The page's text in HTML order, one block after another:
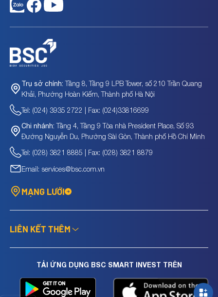
Trụ sở chính: Tầng 8, Tầng 9 LPB Tower, số 210 Trần Quang
Khải, Phường Hoàn Kiếm, Thành phố Hà Nội
Tel: (024) 3935 2722 | Fax: (024)33816699
Chi nhánh: Tầng 4, Tầng 9 Tòa nhà President Place, Số 93
Đường Nguyễn Du, Phường Sài Gòn, Thành phố Hồ Chí Minh
Tel: (028) 3821 8885 | Fax: (028) 3821 8879
Email: services@bsc.com.vn
MẠNG LƯỚI
LIÊN KẾT THÊM
TẢI ỨNG DỤNG BSC SMART INVEST TRÊN